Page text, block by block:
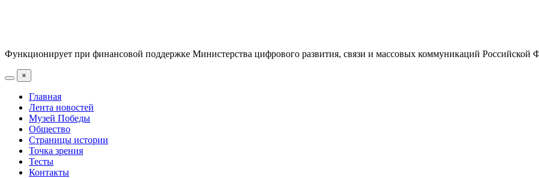
Функционирует при финансовой поддержке Министерства цифрового развития, связи и массовых коммуникаций Российской
×
Главная
Лента новостей
Музей Победы
Общество
Страницы истории
Точка зрения
Тесты
Контакты